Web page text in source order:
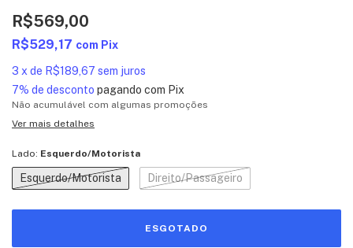
R$569,00
R$529,17 com Pix
3 x de R$189,67 sem juros
7% de desconto pagando com Pix
Não acumulável com algumas promoções
Ver mais detalhes
Lado: Esquerdo/Motorista
Esquerdo/Motorista Direito/Passageiro